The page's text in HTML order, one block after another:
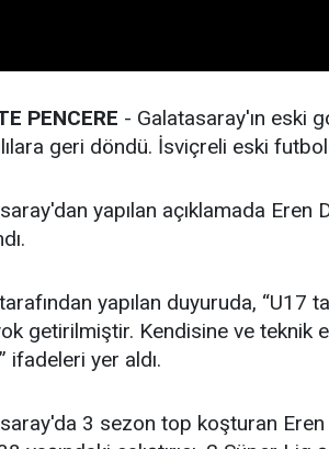
PENCERE - Galatasaray'ın eski
geri döndü. İsviçreli eski
yapılan açıklamada Eren
yapılan duyuruda, “U17
getirilmiştir. Kendisine ve teknik
ifadeleri yer aldı.
3 sezon top koşturan